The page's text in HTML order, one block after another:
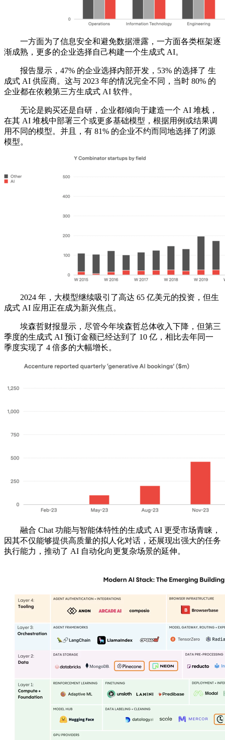
一方面为了信息安全和避免数据泄露，一方面各类框架逐
渐成熟，更多的企业选择自己构建一个生成式 AI。
报告显示，47% 的企业选择内部开发，53% 的选择了 生
成式 AI 供应商。这与 2023 年的情况完全不同，当时 80% 的
企业都在依赖第三方生成式 AI 软件。
无论是购买还是自研，企业都倾向于建造一个 AI 堆栈，
在其 AI 堆栈中部署三个或更多基础模型，根据用例或结果调
用不同的模型。并且，有 81% 的企业不约而同地选择了闭源
模型。
2024 年，大模型继续吸引了高达 65 亿美元的投资，但生
成式 AI 应用正在成为新兴焦点。
埃森哲财报显示，尽管今年埃森哲总体收入下降，但第三
季度的生成式 AI 预订金额已经达到了 10 亿，相比去年同一
季度实现了 4 倍多的大幅增长。
融合 Chat 功能与智能体特性的生成式 AI 更受市场青睐，
因其不仅能够提供高质量的拟人化对话，还展现出强大的任务
执行能力，推动了 AI 自动化向更复杂场景的延伸。